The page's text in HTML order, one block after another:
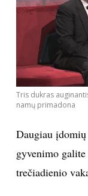
Tris dukras
namų primadona
Daugiau
gyvenimo
trečiadienio